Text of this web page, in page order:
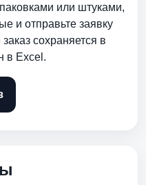
или штуками,
и отправьте заявку
сохраняется в
в Excel.